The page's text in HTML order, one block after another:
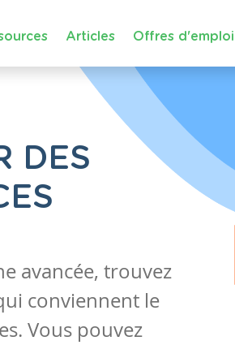
Articles Offres d'emploi
DES
avancée, trouvez
conviennent le
Vous pouvez